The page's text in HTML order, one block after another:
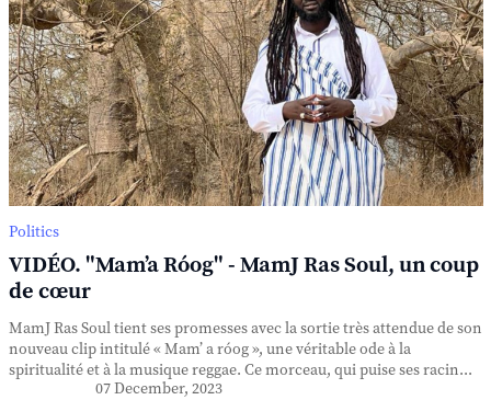
Politics
VIDÉO. "Mam’a Róog" - MamJ Ras Soul, un coup
de cœur
MamJ Ras Soul tient ses promesses avec la sortie très attendue de son
nouveau clip intitulé « Mam’ a róog », une véritable ode à la
spiritualité et à la musique reggae. Ce morceau, qui puise ses racin...
07 December, 2023